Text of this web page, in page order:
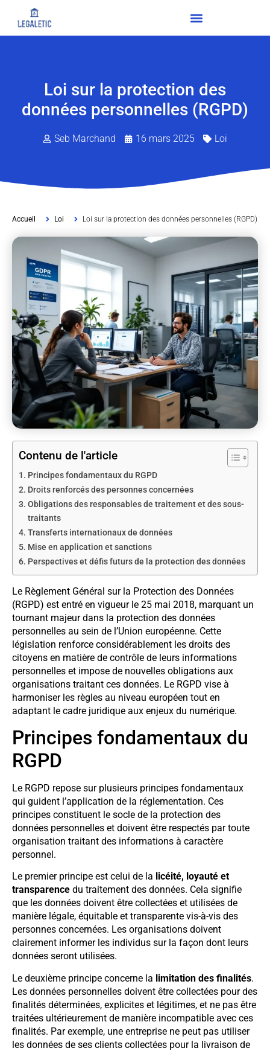
Loi sur la protection des
données personnelles (RGPD)
Seb Marchand 16 mars 2025 Loi
Accueil Loi Loi sur la protection des données personnelles (RGPD)
Contenu de l'article
Principes fondamentaux du RGPD
Droits renforcés des personnes concernées
Obligations des responsables de traitement et des sous-
traitants
Transferts internationaux de données
Mise en application et sanctions
Perspectives et défis futurs de la protection des données
Le Règlement Général sur la Protection des Données
(RGPD) est entré en vigueur le 25 mai 2018, marquant un
tournant majeur dans la protection des données
personnelles au sein de l’Union européenne. Cette
législation renforce considérablement les droits des
citoyens en matière de contrôle de leurs informations
personnelles et impose de nouvelles obligations aux
organisations traitant ces données. Le RGPD vise à
harmoniser les règles au niveau européen tout en
adaptant le cadre juridique aux enjeux du numérique.
Principes fondamentaux du
RGPD
Le RGPD repose sur plusieurs principes fondamentaux
qui guident l’application de la réglementation. Ces
principes constituent le socle de la protection des
données personnelles et doivent être respectés par toute
organisation traitant des informations à caractère
personnel.
Le premier principe est celui de la licéité, loyauté et
transparence du traitement des données. Cela signifie
que les données doivent être collectées et utilisées de
manière légale, équitable et transparente vis-à-vis des
personnes concernées. Les organisations doivent
clairement informer les individus sur la façon dont leurs
données seront utilisées.
Le deuxième principe concerne la limitation des finalités.
Les données personnelles doivent être collectées pour des
finalités déterminées, explicites et légitimes, et ne pas être
traitées ultérieurement de manière incompatible avec ces
finalités. Par exemple, une entreprise ne peut pas utiliser
les données de ses clients collectées pour la livraison de